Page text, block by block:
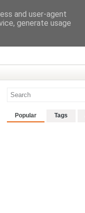
Popular Tags
and user-agent
generate usage